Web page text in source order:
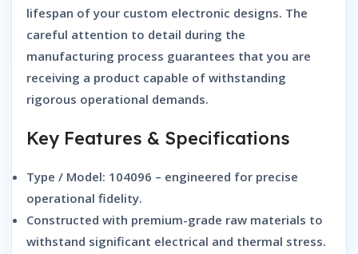
lifespan of your custom electronic designs. The
careful attention to detail during the
manufacturing process guarantees that you are
receiving a product capable of withstanding
rigorous operational demands.
Key Features & Specifications
Type / Model: 104096 – engineered for precise
operational fidelity.
Constructed with premium-grade raw materials to
withstand significant electrical and thermal stress.